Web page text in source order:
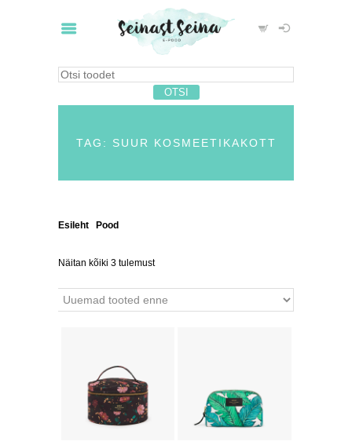
TAG: SUUR KOSMEETIKAKOTT
Esileht Pood
Näitan kõiki 3 tulemust